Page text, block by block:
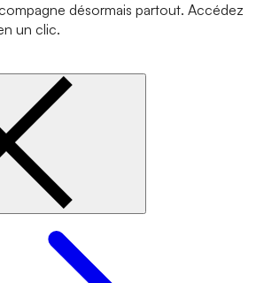
désormais partout. Accédez
un clic.